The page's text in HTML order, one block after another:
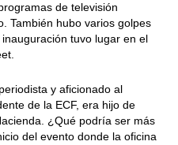
de televisión
También hubo varios golpes
tuvo lugar en el
y aficionado al
de la ECF, era hijo de
¿Qué podría ser más
del evento donde la oficina